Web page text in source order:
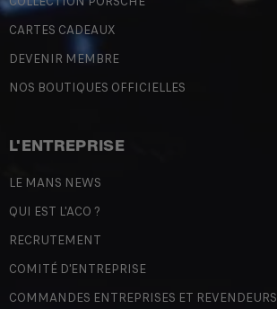
CARTES CADEAUX
DEVENIR MEMBRE
NOS BOUTIQUES OFFICIELLES
L'ENTREPRISE
LE MANS NEWS
QUI EST L'ACO ?
RECRUTEMENT
COMITÉ D'ENTREPRISE
COMMANDES ENTREPRISES ET REVENDEURS